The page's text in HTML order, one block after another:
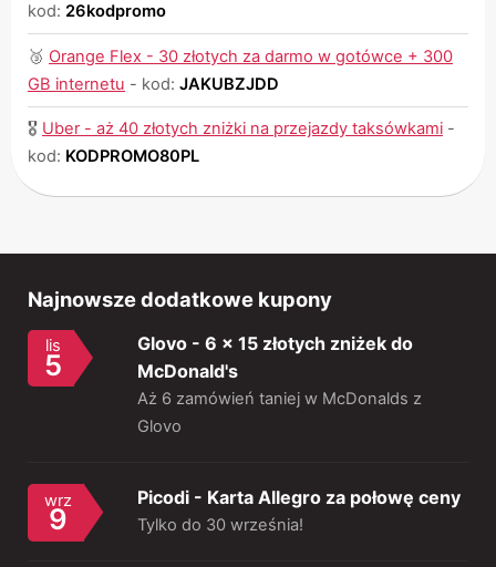
kod: 26kodpromo
🥉 Orange Flex - 30 złotych za darmo w gotówce + 300
GB internetu - kod: JAKUBZJDD
🎖 Uber - aż 40 złotych zniżki na przejazdy taksówkami -
kod: KODPROMO80PL
Najnowsze dodatkowe kupony
lis
5
Glovo - 6 x 15 złotych zniżek do
McDonald's
Aż 6 zamówień taniej w McDonalds z
Glovo
wrz
9
Picodi - Karta Allegro za połowę ceny
Tylko do 30 września!